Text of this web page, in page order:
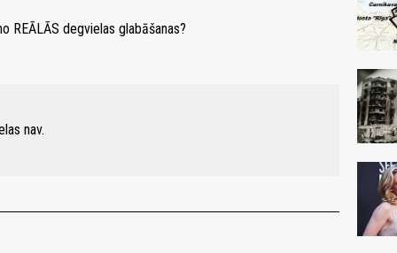
REĀLĀS degvielas glabāšanas?
nav.